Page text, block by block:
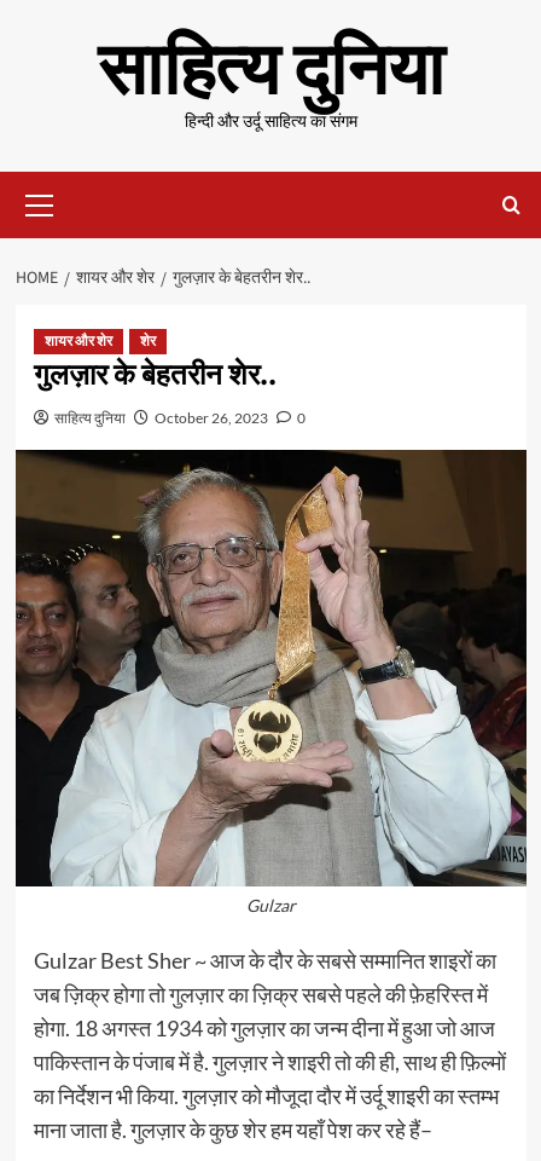
साहित्य दुनिया
हिन्दी और उर्दू साहित्य का संगम
Menu
HOME शायर और शेर गुलज़ार के बेहतरीन शेर..
शायर और शेर शेर
गुलज़ार के बेहतरीन शेर..
साहित्य दुनिया October 26, 2023 0
Gulzar
Gulzar Best Sher ~ आज के दौर के सबसे सम्मानित शाइरों का
जब ज़िक्र होगा तो गुलज़ार का ज़िक्र सबसे पहले की फ़ेहरिस्त में
होगा. 18 अगस्त 1934 को गुलज़ार का जन्म दीना में हुआ जो आज
पाकिस्तान के पंजाब में है. गुलज़ार ने शाइरी तो की ही, साथ ही फ़िल्मों
का निर्देशन भी किया. गुलज़ार को मौजूदा दौर में उर्दू शाइरी का स्तम्भ
माना जाता है. गुलज़ार के कुछ शेर हम यहाँ पेश कर रहे हैं–